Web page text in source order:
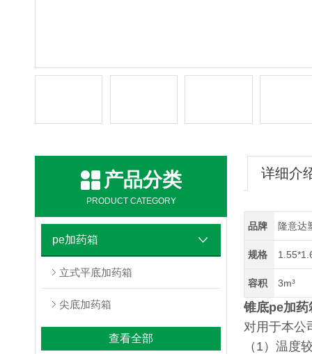
产品分类
PRODUCT CATEGORY
pe加药箱
立式平底加药箱
尖底加药箱
查看全部
详细介
品牌 隆意达
规格
容积 3m³
锥底pe加药
对用于本公
（1）温度